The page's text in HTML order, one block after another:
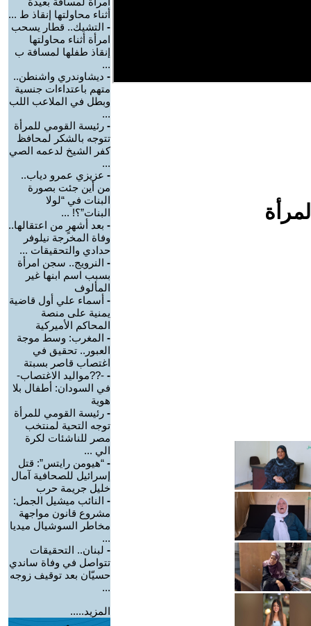
أثناء محاولتها إنقاذ ط ...
- التشيك.. قطار يسحب
امرأة أثناء محاولتها
إنقاذ طفلها لمسافة ب
...
- ديشاوندري واشنطن..
متهم باعتداءات جنسية
وبطل في الملاعب اللب
...
- رئيسة القومي للمرأة
تتوجه بالشكر لمحافظ
كفر الشيخ لدعمه الصي
...
- عزيزي عمرو دياب..
من أين جئت بصورة
البنات في “لولا
البنات”؟! ...
- بعد أشهرٍ من اعتقالها..
وفاة المخرجة نيلوفر
حدادي والتحقيقات ...
- النرويج.. سجن امرأة
بسبب اسم ابنها غير
المألوف
- أسماء علي أول قاضية
يمنية على منصة
المحاكم الأميركية
- المغرب: وسط موجة
العبور.. تحقيق في
اغتصاب قاصر بسبتة
- -??مواليد الاغتصاب-
في السودان: أطفال بلا
هوية
- رئيسة القومي للمرأة
توجه التحية لمنتخب
مصر للناشئات لكرة
الي ...
- “هيومن رايتس”: قتل
إسرائيل للصحافية آمال
خليل جريمة حرب
- النائب ميشيل الجمل:
مشروع قانون مواجهة
مخاطر السوشيال ميديا
...
- لبنان.. التحقيقات
تتواصل في وفاة ساندي
حسيّان بعد توقيف زوجه
...
المزيد.....